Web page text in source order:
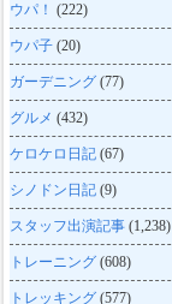
ウパ！ (222)
ウパ子 (20)
ガーデニング (77)
グルメ (432)
ケロケロ日記 (67)
シノドン日記 (9)
スタッフ出演記事 (1,238)
トレーニング (608)
トレッキング (577)